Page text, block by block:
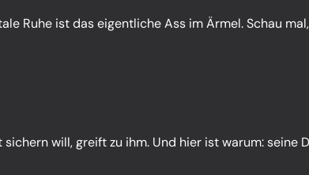
Ruhe ist das eigentliche Ass im Ärmel. Schau
will, greift zu ihm. Und hier ist warum: seine